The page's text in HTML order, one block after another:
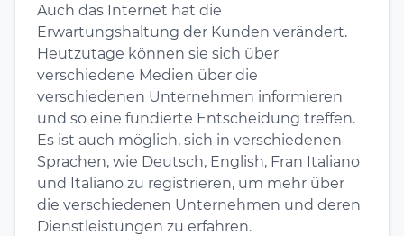
Auch das Internet hat die
Erwartungshaltung der Kunden verändert.
Heutzutage können sie sich über
verschiedene Medien über die
verschiedenen Unternehmen informieren
und so eine fundierte Entscheidung treffen.
Es ist auch möglich, sich in verschiedenen
Sprachen, wie Deutsch, English, Fran Italiano
und Italiano zu registrieren, um mehr über
die verschiedenen Unternehmen und deren
Dienstleistungen zu erfahren.